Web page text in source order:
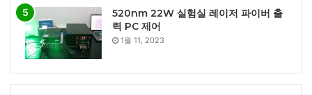
520nm 22W 실험실 레이저 파이버 출
력 PC 제어
1월 11, 2023